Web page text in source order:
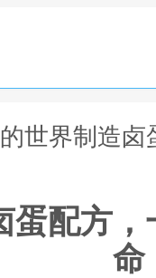
世界制造
蛋配方
命